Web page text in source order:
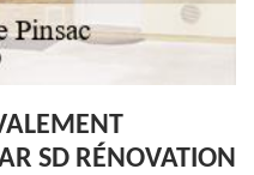
SD RÉNOVATION